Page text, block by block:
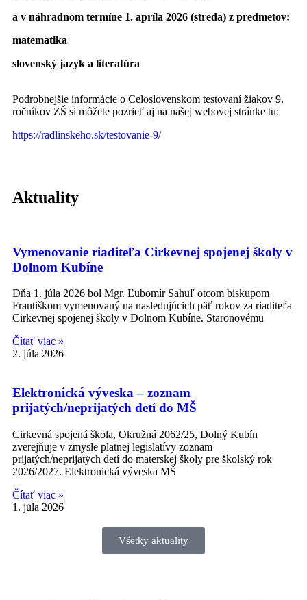
a v náhradnom termíne 1. apríla 2026 (streda) z predmetov:
matematika
slovenský jazyk a literatúra
Podrobnejšie informácie o Celoslovenskom testovaní žiakov 9.
ročníkov ZŠ si môžete pozrieť aj na našej webovej stránke tu:
https://radlinskeho.sk/testovanie-9/
Aktuality
Vymenovanie riaditeľa Cirkevnej spojenej školy v
Dolnom Kubíne
Dňa 1. júla 2026 bol Mgr. Ľubomír Sahuľ otcom biskupom
Františkom vymenovaný na nasledujúcich päť rokov za riaditeľa
Cirkevnej spojenej školy v Dolnom Kubíne. Staronovému
Čítať viac »
2. júla 2026
Elektronická výveska – zoznam
prijatých/neprijatých detí do MŠ
Cirkevná spojená škola, Okružná 2062/25, Dolný Kubín
zverejňuje v zmysle platnej legislatívy zoznam
prijatých/neprijatých detí do materskej školy pre školský rok
2026/2027. Elektronická výveska MŠ
Čítať viac »
1. júla 2026
Všetky aktuality